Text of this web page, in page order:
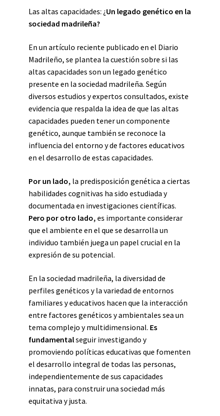
Las altas capacidades: ¿Un legado genético en la
sociedad madrileña?
En un artículo reciente publicado en el Diario
Madrileño, se plantea la cuestión sobre si las
altas capacidades son un legado genético
presente en la sociedad madrileña. Según
diversos estudios y expertos consultados, existe
evidencia que respalda la idea de que las altas
capacidades pueden tener un componente
genético, aunque también se reconoce la
influencia del entorno y de factores educativos
en el desarrollo de estas capacidades.
Por un lado, la predisposición genética a ciertas
habilidades cognitivas ha sido estudiada y
documentada en investigaciones científicas.
Pero por otro lado, es importante considerar
que el ambiente en el que se desarrolla un
individuo también juega un papel crucial en la
expresión de su potencial.
En la sociedad madrileña, la diversidad de
perfiles genéticos y la variedad de entornos
familiares y educativos hacen que la interacción
entre factores genéticos y ambientales sea un
tema complejo y multidimensional. Es
fundamentalseguir investigando y
promoviendo políticas educativas que fomenten
el desarrollo integral de todas las personas,
independientemente de sus capacidades
innatas, para construir una sociedad más
equitativa y justa.